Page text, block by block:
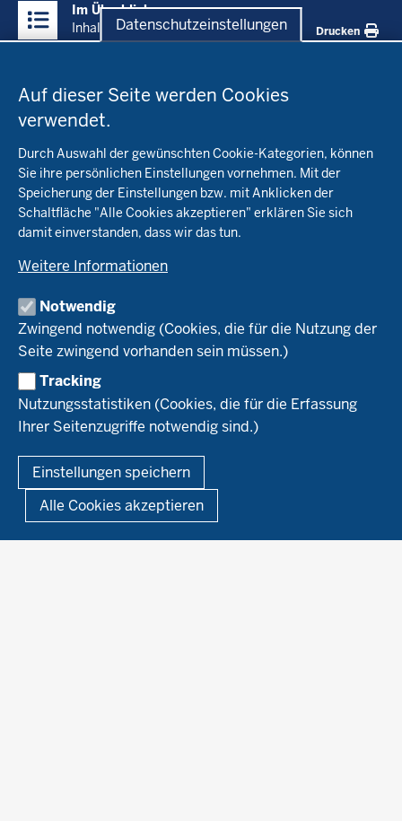
Datenschutzeinstellungen
Auf dieser Seite werden Cookies
verwendet.
Durch Auswahl der gewünschten Cookie-Kategorien, können
Sie ihre persönlichen Einstellungen vornehmen. Mit der
Speicherung der Einstellungen bzw. mit Anklicken der
Schaltfläche "Alle Cookies akzeptieren" erklären Sie sich
damit einverstanden, dass wir das tun.
Weitere Informationen
Notwendig
Zwingend notwendig (Cookies, die für die Nutzung der
Seite zwingend vorhanden sein müssen.)
Tracking
Nutzungsstatistiken (Cookies, die für die Erfassung
Ihrer Seitenzugriffe notwendig sind.)
Einstellungen speichern
Alle Cookies akzeptieren
Inhalte
Im Überblick
Inhalt
Drucken
in
der
Fachinfo
Öko-Modellregionen NRW
Pflanzenbau
Tierhaltung
Markt
Umstellung
Recht
Beratung
Landwirtschaftskammer NRW
Bioland
Naturland
Versuche
Leitbetriebe Ökologischer Landbau
Versuchsbetriebe
WRRL-Modellbetriebe
Kontakte Versuchswesen
Aktuelles
Arbeitsschwerpunkte
Material & Kontakt
Ökoschule in Kleve
Ausbildungsbetriebe
Berufsausbildung
Forschung
Projekte Ökoteam
Forschungsergebnisse
Service
Kontakt
Newsletter
Demonstrationsbetriebe Ökologischer Landbau
Links
Fußzeile
Impressum Datenschutzerklärung